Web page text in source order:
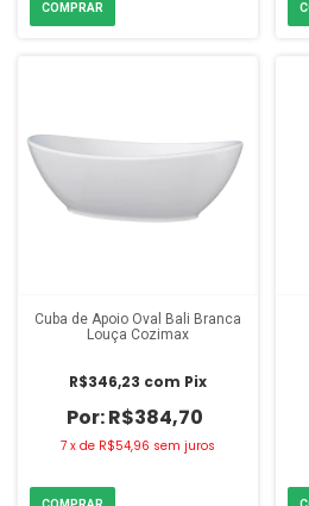
Cuba de Apoio Oval Bali Branca
Louça Cozimax
R$384,70
R$346,23 com Pix
7 x de R$54,96 sem juros